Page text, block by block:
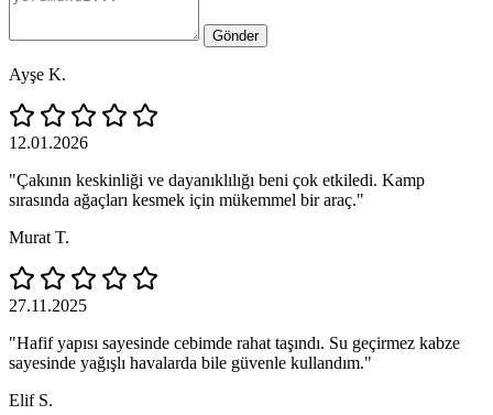
Gönder
Ayşe K.
12.01.2026
"Çakının keskinliği ve dayanıklılığı beni çok etkiledi. Kamp
sırasında ağaçları kesmek için mükemmel bir araç."
Murat T.
27.11.2025
"Hafif yapısı sayesinde cebimde rahat taşındı. Su geçirmez kabze
sayesinde yağışlı havalarda bile güvenle kullandım."
Elif S.